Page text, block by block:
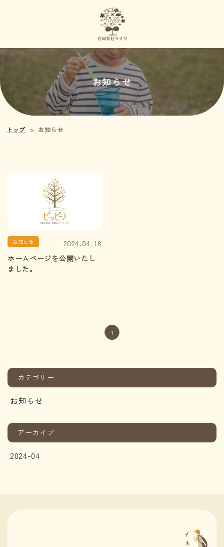
お知らせ
トップ > お知らせ
お知らせ 2024.04.18
ホームページを公開いたし
ました。
1
カテゴリー
お知らせ
アーカイブ
2024-04